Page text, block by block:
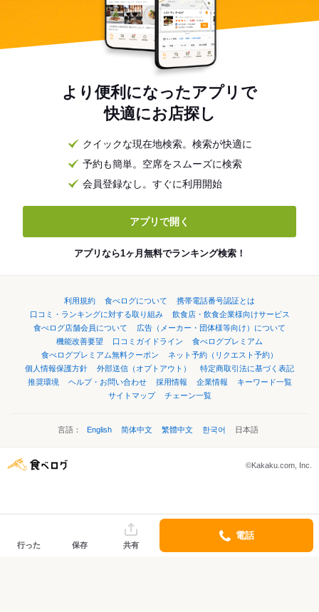
より便利になったアプリで
快適にお店探し
クイックな現在地検索。検索が快適に
予約も簡単。空席をスムーズに検索
会員登録なし。すぐに利用開始
アプリで開く
アプリなら1ヶ月無料でランキング検索！
利用規約 食べログについて
携帯電話番号認証とは
口コミ・ランキングに対する取り組み
飲食店・飲食企業様向けサービス
食べログ店舗会員について
広告（メーカー・団体様等向け）について
機能改善要望
口コミガイドライン
食べログプレミアム
食べログプレミアム無料クーポン
ネット予約（リクエスト予約）
個人情報保護方針
外部送信（オプトアウト）
特定商取引法に基づく表記
推奨環境
ヘルプ・お問い合わせ 採用情報 企業情報
キーワード一覧
サイトマップ
チェーン一覧
言語： English 简体中文 繁體中文 한국어 日本語
©Kakaku.com, Inc.
行った 保存 共有
電話